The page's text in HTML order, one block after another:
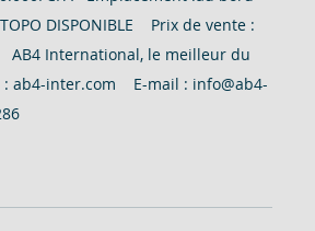
DISPONIBLE    Prix de vente :
AB4 International, le meilleur du
: ab4-inter.com    E-mail : info@ab4-